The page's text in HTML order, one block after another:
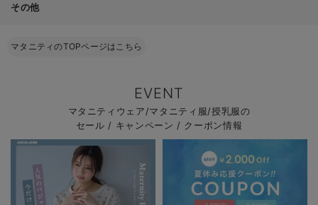
その他
マタニティのTOPページはこちら
EVENT
マタニティウェア/マタニティ服/授乳服の
セール / キャンペーン / クーポン情報